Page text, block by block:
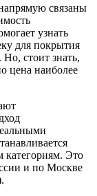
связаны
узнать
для покрытия
стоит знать,
цена наиболее
категориям. Это
и по Москве